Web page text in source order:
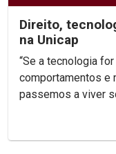
Direito,
na Unicap
“Se a tecnologia
comportamentos e
passemos a viver